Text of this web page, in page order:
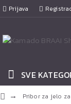
Prijava
SVE
Pribor za jelo